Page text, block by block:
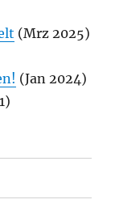
(Mrz 2025)
(Jan 2024)